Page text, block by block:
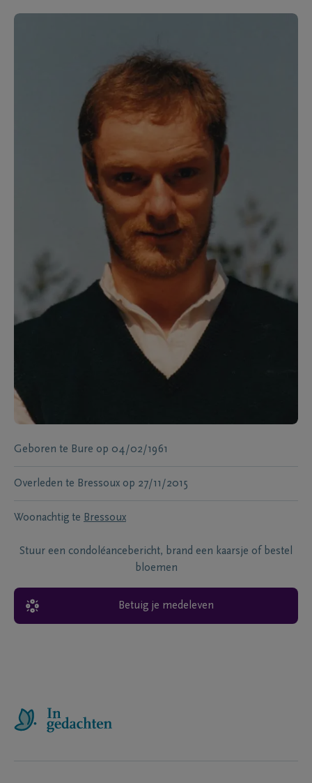
Geboren te Bure op 04/02/1961
Overleden te Bressoux op 27/11/2015
Woonachtig te Bressoux
Stuur een condoléancebericht, brand een kaarsje of bestel
bloemen
Betuig je medeleven